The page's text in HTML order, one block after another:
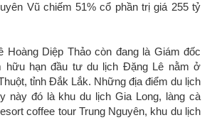
Vũ chiếm 51% cổ phần trị giá 255 tỷ
Hoàng Diệp Thảo còn đang là Giám đốc
hữu hạn đầu tư du lịch Đặng Lê nằm ở
tỉnh Đắk Lắk. Những địa điểm du lịch
này đó là khu du lịch Gia Long, làng cà
coffee tour Trung Nguyên, khu du lịch